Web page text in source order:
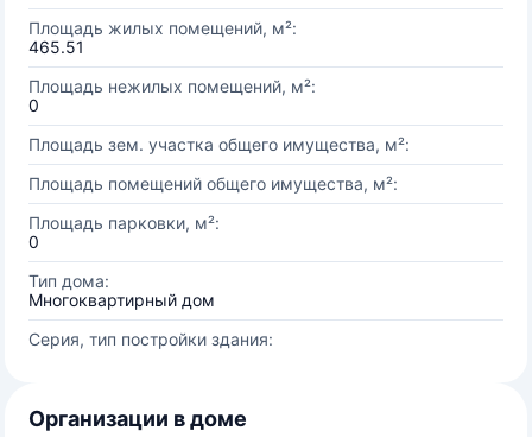
Площадь жилых помещений, м²:
465.51
Площадь нежилых помещений, м²:
0
Площадь зем. участка общего имущества, м²:
Площадь помещений общего имущества, м²:
Площадь парковки, м²:
0
Тип дома:
Многоквартирный дом
Серия, тип постройки здания:
Организации в доме